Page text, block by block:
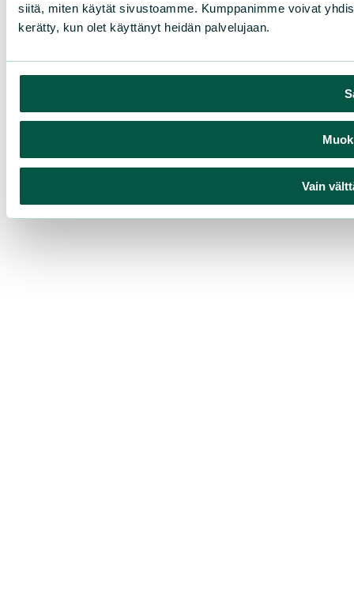
siitä, miten käytät sivustoamme. Kumppanimme voivat
kerätty, kun olet käyttänyt heidän palvelujaan.
Vain